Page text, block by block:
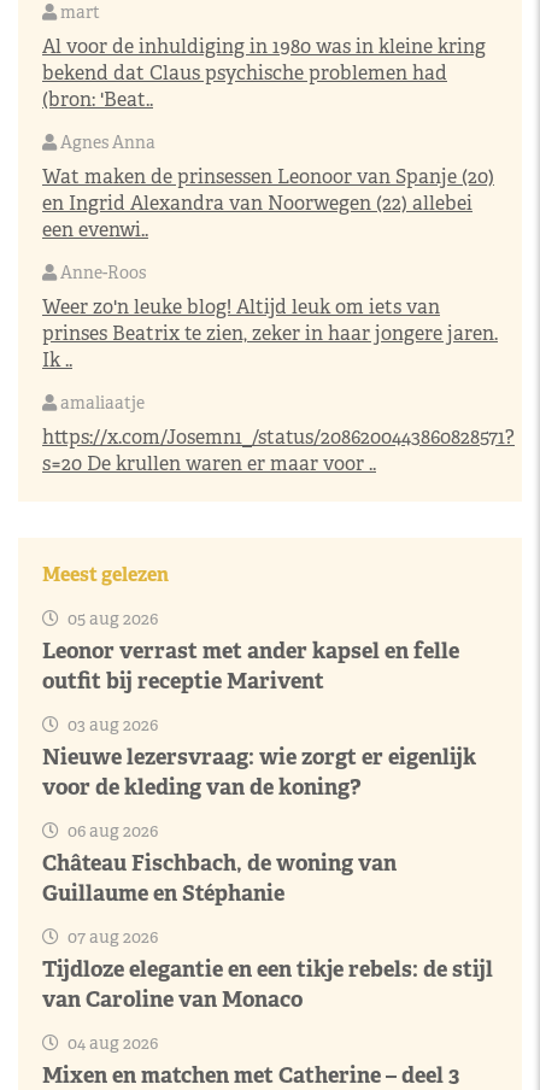
mart
Al voor de inhuldiging in 1980 was in kleine kring
bekend dat Claus psychische problemen had
(bron: 'Beat..
Agnes Anna
Wat maken de prinsessen Leonoor van Spanje (20)
en Ingrid Alexandra van Noorwegen (22) allebei
een evenwi..
Anne-Roos
Weer zo'n leuke blog! Altijd leuk om iets van
prinses Beatrix te zien, zeker in haar jongere jaren.
Ik ..
amaliaatje
https://x.com/Josemn1_/status/2086200443860828571?
s=20 De krullen waren er maar voor ..
Meest gelezen
05 aug 2026
Leonor verrast met ander kapsel en felle
outfit bij receptie Marivent
03 aug 2026
Nieuwe lezersvraag: wie zorgt er eigenlijk
voor de kleding van de koning?
06 aug 2026
Château Fischbach, de woning van
Guillaume en Stéphanie
07 aug 2026
Tijdloze elegantie en een tikje rebels: de stijl
van Caroline van Monaco
04 aug 2026
Mixen en matchen met Catherine – deel 3